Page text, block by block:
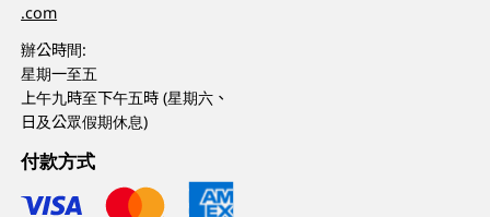
.com
辦公時間:
星期一至五
上午九時至下午五時 (星期六、
日及公眾假期休息)
付款方式